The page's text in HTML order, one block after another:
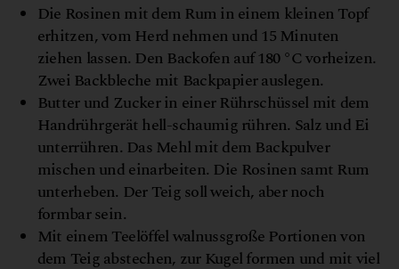
Die Rosinen mit dem Rum in einem kleinen Topf
erhitzen, vom Herd nehmen und 15 Minuten
ziehen lassen. Den Backofen auf 180 °C vorheizen.
Zwei Backbleche mit Backpapier auslegen.
Butter und Zucker in einer Rührschüssel mit dem
Handrührgerät hell-schaumig rühren. Salz und Ei
unterrühren. Das Mehl mit dem Backpulver
mischen und einarbeiten. Die Rosinen samt Rum
unterheben. Der Teig soll weich, aber noch
formbar sein.
Mit einem Teelöffel walnussgroße Portionen von
dem Teig abstechen, zur Kugel formen und mit viel